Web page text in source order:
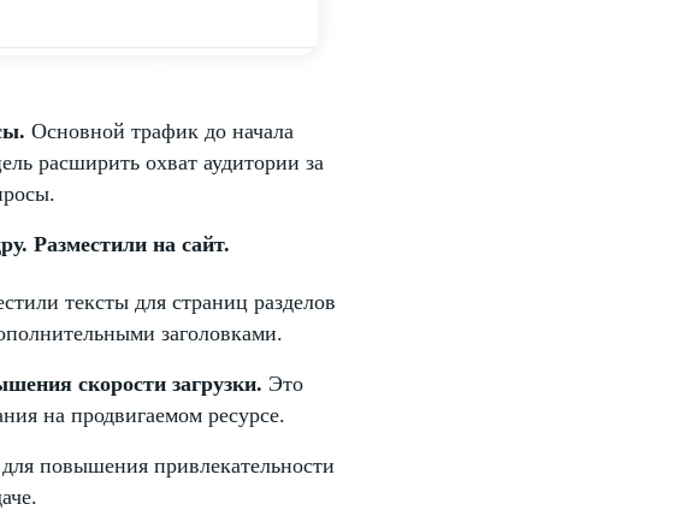
Основной трафик до начала
расширить охват аудитории за
Разместили на сайт.
тексты для страниц разделов
заголовками.
скорости загрузки. Это
на продвигаемом ресурсе.
для повышения привлекательности